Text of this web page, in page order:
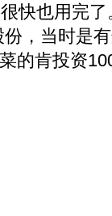
快也用完
，当时是
的肯投资